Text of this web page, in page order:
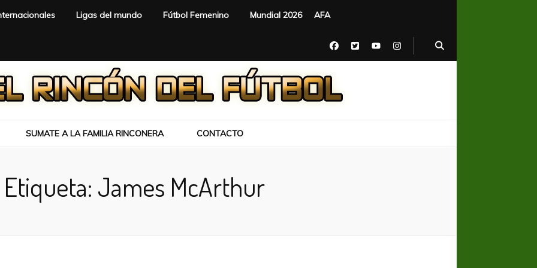
Ligas del mundo Fútbol Femenino Mundial 2026 AFA
SUMATE A LA FAMILIA RINCONERA CONTACTO
Etiqueta: James McArthur